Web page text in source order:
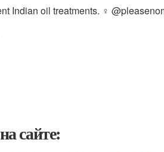
Indian oil treatments. ‍♀️
сайте: